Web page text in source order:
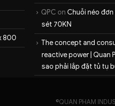
800
QPC on Chuỗi néo
sét 70KN
The concept and
reactive power | Quan
sao phải lắp đặt tủ tụ
©QUAN PHAM